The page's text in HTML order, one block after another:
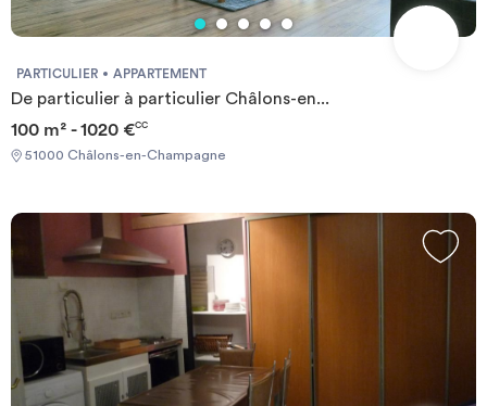
PARTICULIER APPARTEMENT
De particulier à particulier Châlons-en...
100 m² - 1020 €CC
51000 Châlons-en-Champagne